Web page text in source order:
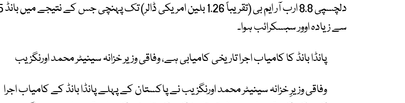
سے زیادہ اوور سبسکرائب ہوا۔
پانڈا بانڈ کا کامیاب اجرا تاریخی کامیابی ہے، وفاقی وزیر خزانہ سینیٹر محمد اورنگزیب
وفاقی وزیرِ خزانہ سینیٹر محمد اورنگزیب نے پاکستان کے پہلے پانڈا بانڈ کے کامیاب اجرا